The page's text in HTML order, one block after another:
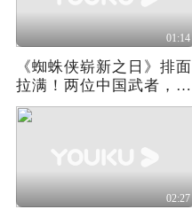
01:14
《蜘蛛侠崭新之日》排面
拉满！两位中国武者，撑
起好莱坞硬核打戏
02:27